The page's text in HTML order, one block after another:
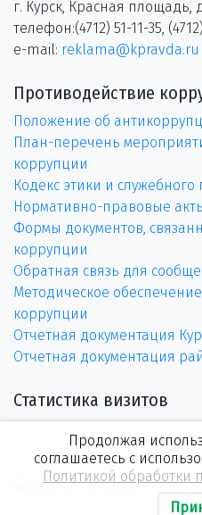
г. Курск, Красная
телефон:(4712) 51-11-35,
e-mail: reklama@kpravda.ru
Противодействие
Положение об
План-перечень
коррупции
Кодекс этики и
Нормативно-правовые
Формы документов,
коррупции
Обратная связь для
Методическое
коррупции
Отчетная документация
Отчетная документация
Статистика визитов
Продолжая
соглашаетесь с
Политикой обработки